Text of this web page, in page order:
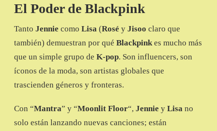
El Poder de Blackpink
Tanto Jennie como Lisa (Rosé y Jisoo claro que
también) demuestran por qué Blackpinkes mucho más
que un simple grupo de K-pop. Son influencers, son
íconos de la moda, son artistas globales que
trascienden géneros y fronteras.
Con “Mantra” y “Moonlit Floor“, Jennie y Lisa no
solo están lanzando nuevas canciones; están